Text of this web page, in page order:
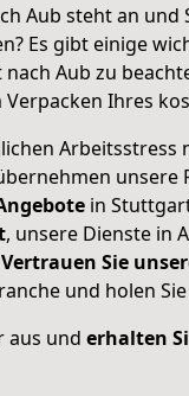
Aub steht an und
Es gibt einige
Aub zu
Ihres
Arbeitsstress
unsere
in
, unsere Dienste in
Vertrauen Sie
und holen
aus und erhalten